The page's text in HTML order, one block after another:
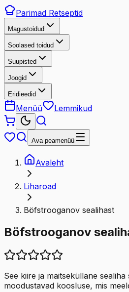
Parimad Retseptid
Magustoidud
Soolased toidud
Suupisted
Joogid
Eridieedid
Menüü Lemmikud
Ava peamenüü
Avaleht
Liharoad
Böfstrooganov sealihast
Böfstrooganov
See kiire ja maitseküllane
moodustavad koosluse, mis